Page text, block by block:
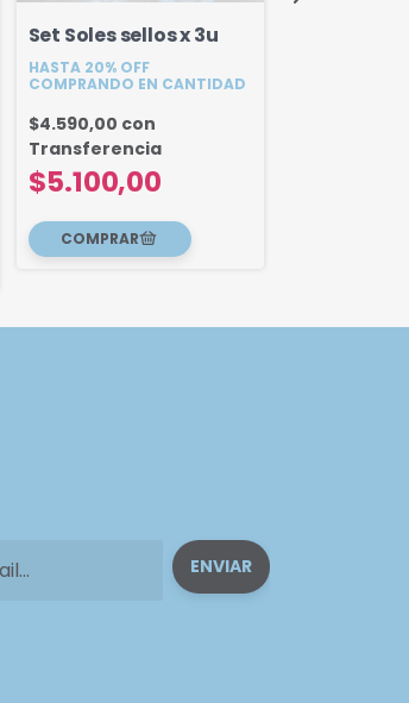
Set Soles sellos x 3u
HASTA 20% OFF
COMPRANDO EN CANTIDAD
$5.100,00
$4.590,00 con
Transferencia